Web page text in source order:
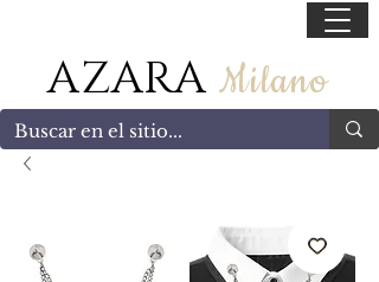
AZARA Milano